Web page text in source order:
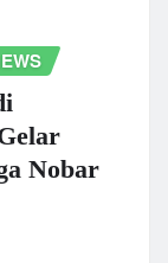
Nobar